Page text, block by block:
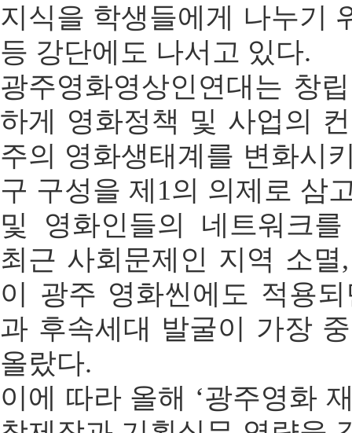
지식을 학생들에게 나누기
등 강단에도 나서고 있다.
광주영화영상인연대는 창
하게 영화정책 및 사업의
주의 영화생태계를 변화시
구 구성을 제1의 의제로 삼
및 영화인들의 네트워크
최근 사회문제인 지역 소
이 광주 영화씬에도 적용
과 후속세대 발굴이 가장
올랐다.
이에 따라 올해 ‘광주영화